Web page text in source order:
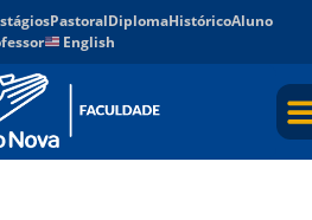
PastoralDiplomaHistóricoAluno
English